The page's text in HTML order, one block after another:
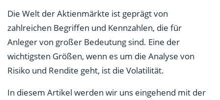
Die Welt der Aktienmärkte ist geprägt von
zahlreichen Begriffen und Kennzahlen, die für
Anleger von großer Bedeutung sind. Eine der
wichtigsten Größen, wenn es um die Analyse von
Risiko und Rendite geht, ist die Volatilität.
In diesem Artikel werden wir uns eingehend mit der